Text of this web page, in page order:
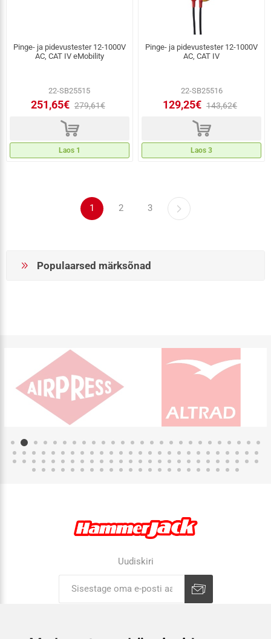
Pinge- ja pidevustester 12-1000V
AC, CAT IV eMobility
22-SB25515
251,65€ 279,61€
d
Laos 1
Pinge- ja pidevustester 12-1000V
AC, CAT IV
22-SB25516
129,25€ 143,62€
d
Laos 3
1 2 3
Populaarsed märksõnad
Uudiskiri